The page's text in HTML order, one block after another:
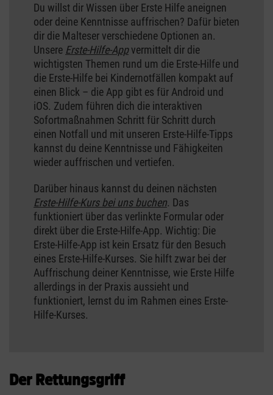
Du willst dir Wissen über Erste Hilfe aneignen
oder deine Kenntnisse auffrischen? Dafür bieten
dir die Malteser verschiedene Optionen an.
Unsere Erste-Hilfe-Appvermittelt dir die
wichtigsten Themen rund um die Erste-Hilfe und
die Erste-Hilfe bei Kindernotfällen kompakt auf
einen Blick – die App gibt es für Android und
iOS. Zudem führen dich die interaktiven
Sofortmaßnahmen Schritt für Schritt durch
einen Notfall und mit unseren Erste-Hilfe-Tipps
kannst du deine Kenntnisse und Fähigkeiten
wieder auffrischen und vertiefen.
Darüber hinaus kannst du deinen nächsten
Erste-Hilfe-Kurs bei uns buchen. Das
funktioniert über das verlinkte Formular oder
direkt über die Erste-Hilfe-App. Wichtig: Die
Erste-Hilfe-App ist kein Ersatz für den Besuch
eines Erste-Hilfe-Kurses. Sie hilft zwar bei der
Auffrischung deiner Kenntnisse, wie Erste Hilfe
allerdings in der Praxis aussieht und
funktioniert, lernst du im Rahmen eines Erste-
Hilfe-Kurses.
Der Rettungsgriff